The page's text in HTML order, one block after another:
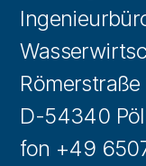
Römerstraße
D-54340
fon +49